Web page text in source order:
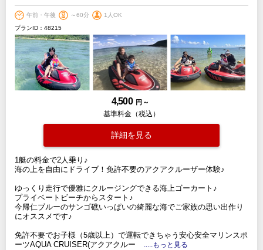
午前・午後 ～60分
1人OK
プランID：48215
4,500 円 ～
基準料金（税込）
詳細を見る
1艇の料金で2人乗り♪
海の上を自由にドライブ！免許不要のアクアクルーザー体験♪
ゆっくり走行で優雅にクルージングできる海上ゴーカート♪
プライベートビーチからスタート♪
今帰仁ブルーのサンゴ礁いっぱいの綺麗な海でご家族の思い出作り
にオススメです♪
免許不要でお子様（5歳以上）で運転できちゃう安心安全マリンスポ
ーツAQUA CRUISER(アクアクルー
.....もっと見る